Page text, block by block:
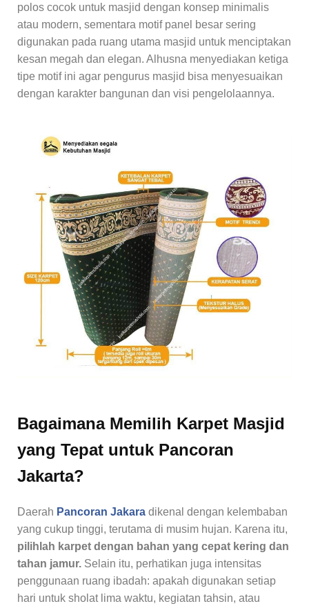
polos cocok untuk masjid dengan konsep minimalis
atau modern, sementara motif panel besar sering
digunakan pada ruang utama masjid untuk menciptakan
kesan megah dan elegan. Alhusna menyediakan ketiga
tipe motif ini agar pengurus masjid bisa menyesuaikan
dengan karakter bangunan dan visi pengelolaannya.
Bagaimana Memilih Karpet Masjid
yang Tepat untuk Pancoran
Jakarta?
Daerah Pancoran Jakara dikenal dengan kelembaban
yang cukup tinggi, terutama di musim hujan. Karena itu,
pilihlah karpet dengan bahan yang cepat kering dan
tahan jamur. Selain itu, perhatikan juga intensitas
penggunaan ruang ibadah: apakah digunakan setiap
hari untuk sholat lima waktu, kegiatan tahsin, atau